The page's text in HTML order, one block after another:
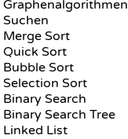
Graphenalgorithmen
Suchen
Merge Sort
Quick Sort
Bubble Sort
Selection Sort
Binary Search
Binary Search Tree
Linked List